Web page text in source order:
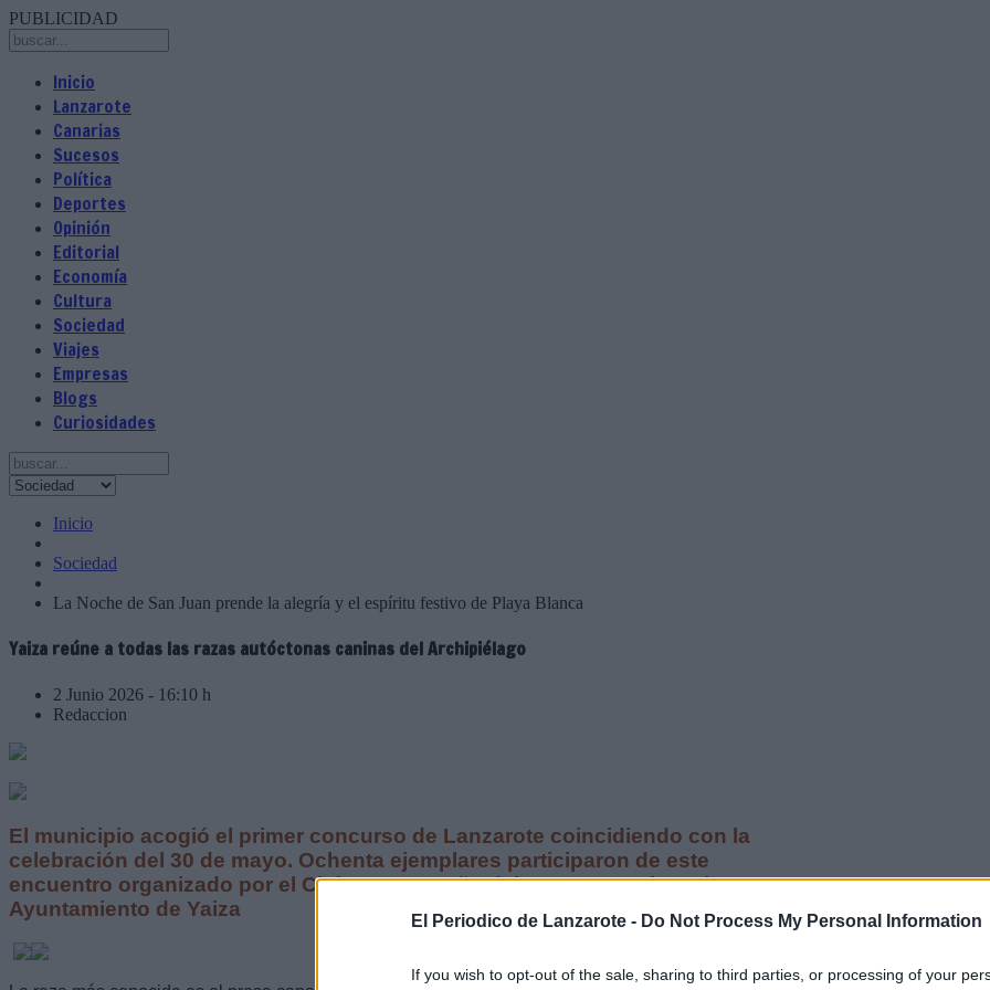
El Periodico de Lanzarote - Do Not Process My Personal Information
If you wish to opt-out of the sale, sharing to third parties, or processing of your
PUBLICIDAD
Inicio
Lanzarote
Canarias
Sucesos
Política
Deportes
Opinión
Editorial
Economía
Cultura
Sociedad
Viajes
Empresas
Blogs
Curiosidades
Inicio
Sociedad
La Noche de San Juan prende la alegría y el espíritu festivo de Playa Blanca
Yaiza reúne a todas las razas autóctonas caninas del Archipiélago
2 Junio 2026 - 16:10 h
Redaccion
El municipio acogió el primer concurso de Lanzarote coincidiendo con la
celebración del 30 de mayo. Ochenta ejemplares participaron de este
encuentro organizado por el Club Lanzaroteño del Presa Canario y el
Ayuntamiento de Yaiza